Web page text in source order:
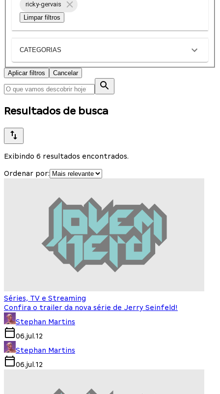
ricky-gervais
Limpar filtros
CATEGORIAS
Aplicar filtros Cancelar
Resultados de busca
Exibindo 6 resultados encontrados.
Ordenar por:
Séries, TV e Streaming
Confira o trailer da nova série de Jerry Seinfeld!
Stephan Martins
06.jul.12
Stephan Martins
06.jul.12